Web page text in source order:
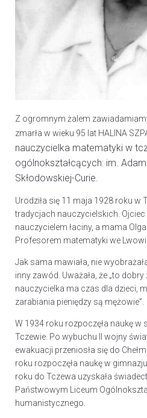
Z ogromnym żalem
zmarła w wieku 95 lat HALINA
nauczycielka matematyki w
ogólnokształcących: im.
Skłodowskiej-Curie.
Urodziła się 11 maja 1928 roku w
tradycjach nauczycielskich. Ojciec
nauczycielem łaciny, a mama
Profesorem matematyki we
Jak sama mawiała, nie
inny zawód. Uważała, że „to
nauczycielka ma czas dla dzieci,
zarabiania pieniędzy są mężowie”.
W 1934 roku rozpoczęła naukę w
Tczewie. Po wybuchu II wojny
ewakuacji przeniosła się do
roku rozpoczęła naukę w
roku do Tczewa uzyskała
Państwowym Liceum
humanistycznego.